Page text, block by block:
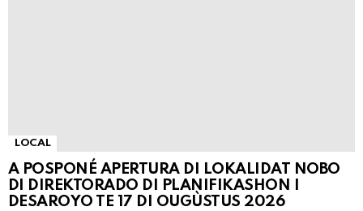
LOCAL
A POSPONÉ APERTURA DI LOKALIDAT NOBO
DI DIREKTORADO DI PLANIFIKASHON I
DESAROYO TE 17 DI OUGÙSTUS 2026